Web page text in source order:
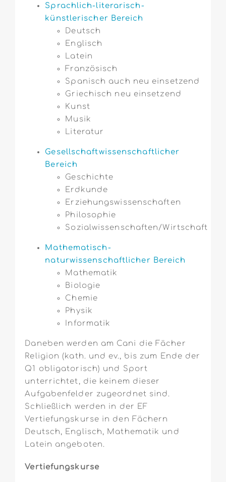
Sprachlich-literarisch-
künstlerischer Bereich
Deutsch
Englisch
Latein
Französisch
Spanisch auch neu einsetzend
Griechisch neu einsetzend
Kunst
Musik
Literatur
Gesellschaftwissenschaftlicher
Bereich
Geschichte
Erdkunde
Erziehungswissenschaften
Philosophie
Sozialwissenschaften/Wirtschaft
Mathematisch-
naturwissenschaftlicher Bereich
Mathematik
Biologie
Chemie
Physik
Informatik
Daneben werden am Cani die Fächer
Religion (kath. und ev., bis zum Ende der
Q1 obligatorisch) und Sport
unterrichtet, die keinem dieser
Aufgabenfelder zugeordnet sind.
Schließlich werden in der EF
Vertiefungskurse in den Fächern
Deutsch, Englisch, Mathematik und
Latein angeboten.
Vertiefungskurse